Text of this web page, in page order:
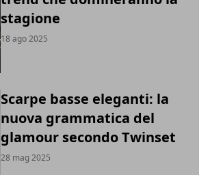
stagione
18 ago 2025
Scarpe basse eleganti: la
nuova grammatica del
glamour secondo Twinset
28 mag 2025